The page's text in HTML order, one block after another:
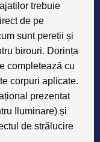
trebuie
de pe
sunt pereții și
birouri. Dorința
completează cu
corpuri aplicate.
prezentat
Iluminare) și
de strălucire